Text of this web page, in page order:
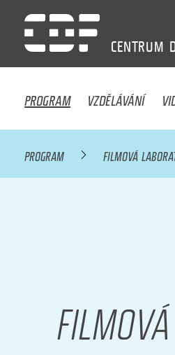
CENTRUM
PROGRAM VZDĚLÁVÁNÍ
PROGRAM FILMOVÁ